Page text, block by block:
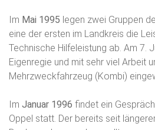
Im Mai 1995 legen zwei Gruppen
eine der ersten im Landkreis die
Technische Hilfeleistung ab. Am 7.
Eigenregie und mit sehr viel Arbeit
Mehrzweckfahrzeug (Kombi)
Im Januar 1996 findet ein
Oppel statt. Der bereits seit